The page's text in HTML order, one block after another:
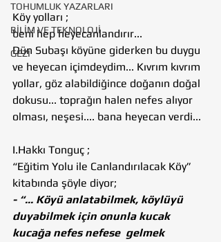
TOHUMLUK YAZARLARI
BİLİM VE TEKNOLOJİ
GEZİ
Köy yolları ;
beni hep heyecanlandırır...
Dün Subaşı köyüne giderken bu duygu
ve heyecan içimdeydim... Kıvrım kıvrım
yollar, göz alabildiğince doğanın doğal
dokusu... toprağın halen nefes alıyor
olması, neşesi.... bana heyecan verdi...
I.Hakkı Tonguç ;
“Eğitim Yolu ile Canlandırılacak Köy”
kitabında şöyle diyor;
- “... Köyü anlatabilmek, köylüyü
duyabilmek için onunla kucak
kucağa nefes nefese  gelmek